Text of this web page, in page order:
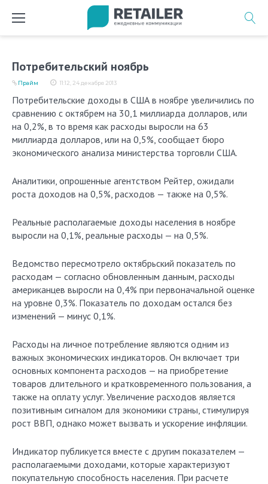
Потребительский ноябрь
11:12, 24 декабря 2013
Прайм
Потребительские доходы в США в ноябре увеличились по
сравнению с октябрем на 30,1 миллиарда долларов, или
на 0,2%, в то время как расходы выросли на 63
миллиарда долларов, или на 0,5%, сообщает бюро
экономического анализа министерства торговли США.
Аналитики, опрошенные агентством Рейтер, ожидали
роста доходов на 0,5%, расходов — также на 0,5%.
Реальные располагаемые доходы населения в ноябре
выросли на 0,1%, реальные расходы — на 0,5%.
Ведомство пересмотрело октябрьский показатель по
расходам — согласно обновленным данным, расходы
американцев выросли на 0,4% при первоначальной оценке
на уровне 0,3%. Показатель по доходам остался без
изменений — минус 0,1%.
Расходы на личное потребление являются одним из
важных экономических индикаторов. Он включает три
основных компонента расходов — на приобретение
товаров длительного и кратковременного пользования, а
также на оплату услуг. Увеличение расходов является
позитивным сигналом для экономики страны, стимулируя
рост ВВП, однако может вызвать и ускорение инфляции.
Индикатор публикуется вместе с другим показателем —
располагаемыми доходами, которые характеризуют
покупательную способность населения. При расчете